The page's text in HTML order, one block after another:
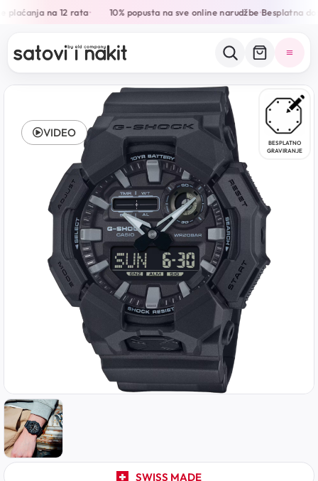
plaćanja na 12 rata• 10% popusta na sve online narudžbe•Besplatna
BESPLATNO
GRAVIRANJE
SWISS MADE
VIDEO